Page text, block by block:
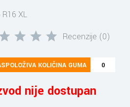
XL
Recenzije (0)
KOLIČINA GUMA 0
nije dostupan